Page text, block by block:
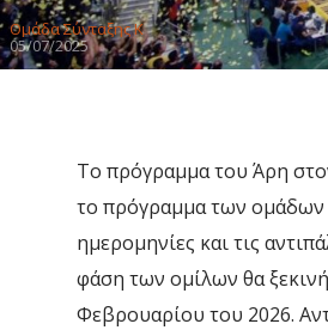
Oμάδα Σύνταξης Κ
05/07/2025
Το πρόγραμμα του Άρη
το πρόγραμμα των ομάδων
ημερομηνίες και τις
φάση των ομίλων θα
Φεβρουαρίου του 2026.